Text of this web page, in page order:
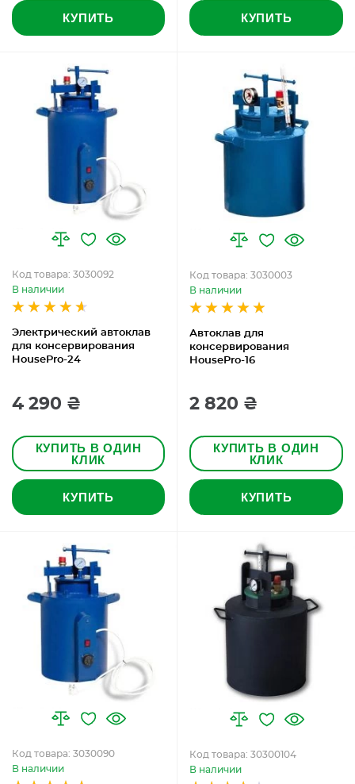
КУПИТЬ КУПИТЬ
Электрический автоклав
для консервирования
HousePro-24
Код товара: 3030092
В наличии
4 290 ₴
КУПИТЬ В ОДИН
КЛИК
КУПИТЬ
Автоклав для
консервирования
HousePro-16
Код товара: 3030003
В наличии
2 820 ₴
КУПИТЬ В ОДИН
КЛИК
КУПИТЬ
Код товара: 3030090
В наличии
Код товара: 30300104
В наличии